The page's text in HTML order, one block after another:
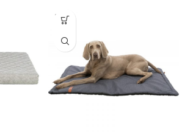
ESGO
TADO